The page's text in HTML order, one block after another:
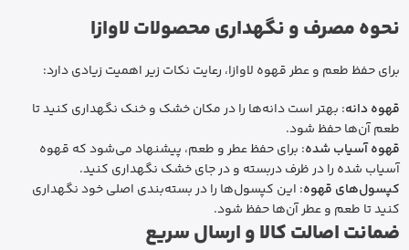
نحوه مصرف و نگهداری محصولات لاوازا
برای حفظ طعم و عطر قهوه لاوازا، رعایت نکات زیر اهمیت زیادی دارد:
قهوه دانه: بهتر است دانه‌ها را در مکان خشک و خنک نگهداری کنید تا
طعم آن‌ها حفظ شود.
قهوه آسیاب شده: برای حفظ عطر و طعم، پیشنهاد می‌شود که قهوه
آسیاب شده را در ظرف دربسته و در جای خشک نگهداری کنید.
کپسول‌های قهوه: این کپسول‌ها را در بسته‌بندی اصلی خود نگهداری
کنید تا طعم و عطر آن‌ها حفظ شود.
ضمانت اصالت کالا و ارسال سریع